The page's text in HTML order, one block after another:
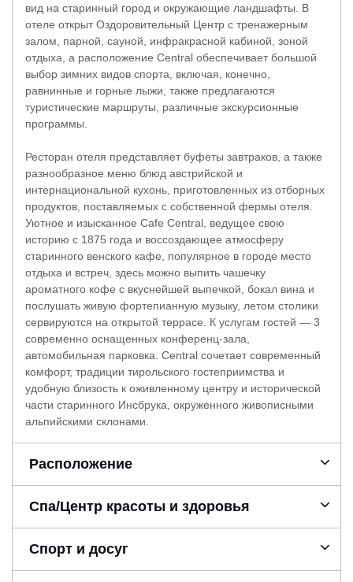
вид на старинный город и окружающие ландшафты. В
отеле открыт Оздоровительный Центр с тренажерным
залом, парной, сауной, инфракрасной кабиной, зоной
отдыха, а расположение Central обеспечивает большой
выбор зимних видов спорта, включая, конечно,
равнинные и горные лыжи, также предлагаются
туристические маршруты, различные экскурсионные
программы.
Ресторан отеля представляет буфеты завтраков, а также
разнообразное меню блюд австрийской и
интернациональной кухонь, приготовленных из отборных
продуктов, поставляемых с собственной фермы отеля.
Уютное и изысканное Cafe Central, ведущее свою
историю с 1875 года и воссоздающее атмосферу
старинного венского кафе, популярное в городе место
отдыха и встреч, здесь можно выпить чашечку
ароматного кофе с вкуснейшей выпечкой, бокал вина и
послушать живую фортепианную музыку, летом столики
сервируются на открытой террасе. К услугам гостей — 3
современно оснащенных конференц-зала,
автомобильная парковка. Central сочетает современный
комфорт, традиции тирольского гостеприимства и
удобную близость к оживленному центру и исторической
части старинного Инсбрука, окруженного живописными
альпийскими склонами.
Расположение
Спа/Центр красоты и здоровья
Спорт и досуг